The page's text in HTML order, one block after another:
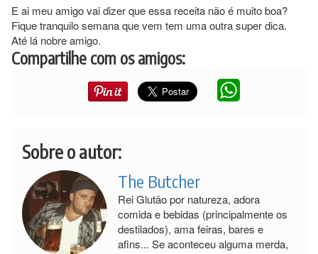
E ai meu amigo vai dizer que essa receita não é muito boa?
Fique tranquilo semana que vem tem uma outra super dica.
Até lá nobre amigo.
Compartilhe com os amigos:
Sobre o autor:
The Butcher
Rei Glutão por natureza, adora
comida e bebidas (principalmente os
destilados), ama feiras, bares e
afins... Se aconteceu alguma merda,